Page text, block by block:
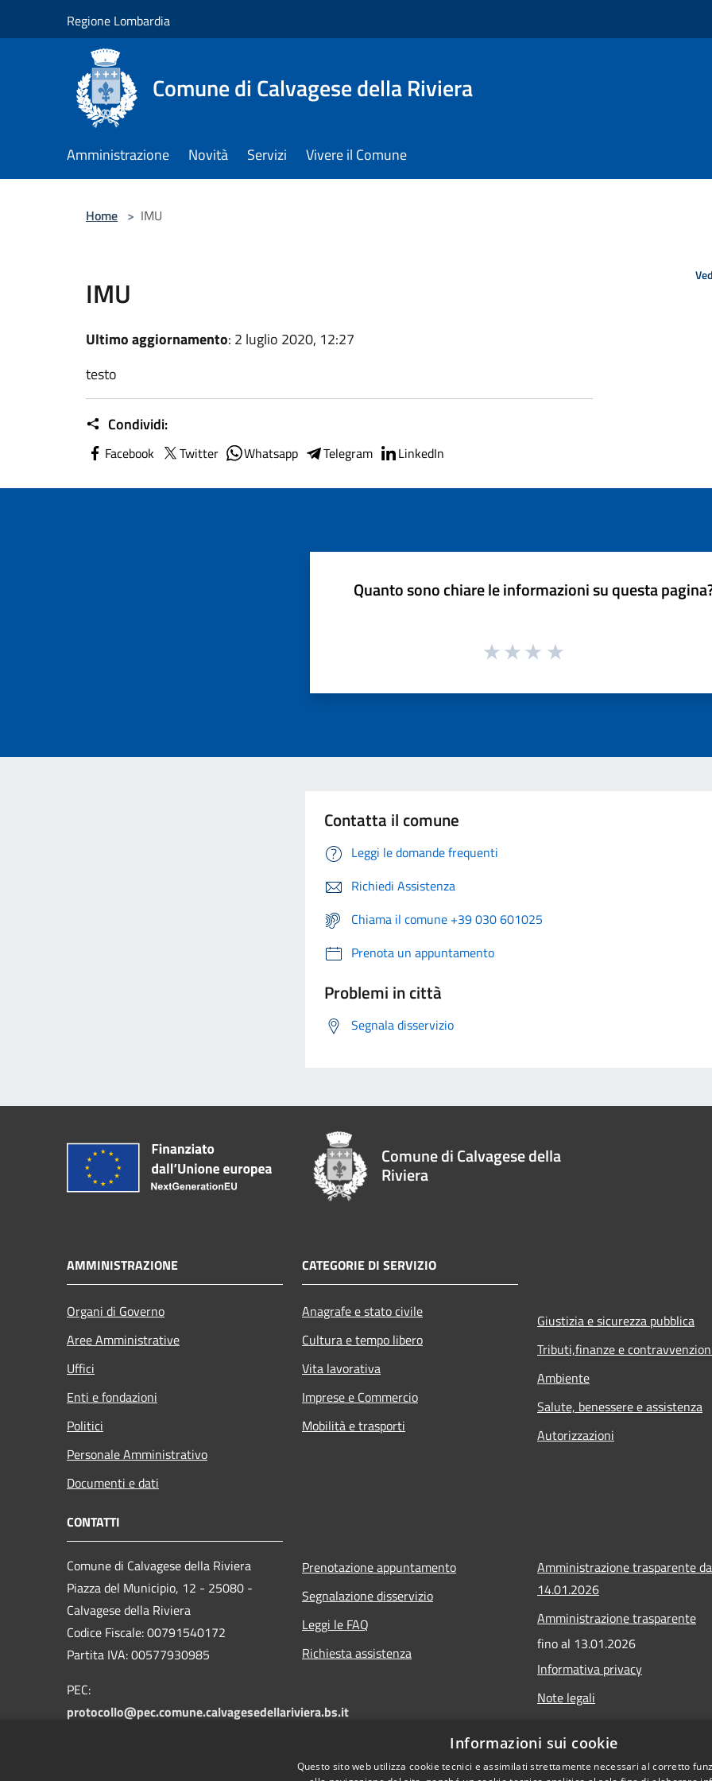
Regione Lombardia
Comune di Calvagese della Riviera
Amministrazione Novità Servizi Vivere il Comune
Home > IMU
IMU
Ultimo aggiornamento: 2 luglio 2020, 12:27
testo
Condividi:
Facebook Twitter Whatsapp Telegram LinkedIn
Quanto sono chiare le informazioni su questa
Contatta il comune
Leggi le domande frequenti
Richiedi Assistenza
Chiama il comune +39 030 601025
Prenota un appuntamento
Problemi in città
Segnala disservizio
Comune di Calvagese della
Riviera
AMMINISTRAZIONE
Organi di Governo
Aree Amministrative
Uffici
Enti e fondazioni
Politici
Personale Amministrativo
Documenti e dati
CATEGORIE DI SERVIZIO
Anagrafe e stato civile
Cultura e tempo libero
Vita lavorativa
Imprese e Commercio
Mobilità e trasporti
Giustizia e sicurezza pubblica
Tributi,finanze e
Ambiente
Salute, benessere e assistenza
Autorizzazioni
CONTATTI
Comune di Calvagese della Riviera
Piazza del Municipio, 12 - 25080 -
Calvagese della Riviera
Codice Fiscale: 00791540172
Partita IVA: 00577930985
PEC:
protocollo@pec.comune.calvagesedellariviera.bs.it
Prenotazione appuntamento
Segnalazione disservizio
Leggi le FAQ
Richiesta assistenza
Amministrazione trasparente
14.01.2026
Amministrazione trasparente
fino al 13.01.2026
Informativa privacy
Note legali
Obiettivi di accessibilità
Informazioni sui cookie
Questo sito web utilizza cookie tecnici e assimilati strettamente necessari al corretto